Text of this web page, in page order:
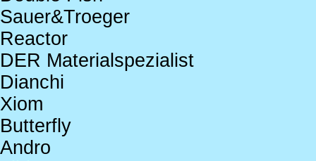
Sauer&Troeger
Reactor
DER Materialspezialist
Dianchi
Xiom
Butterfly
Andro